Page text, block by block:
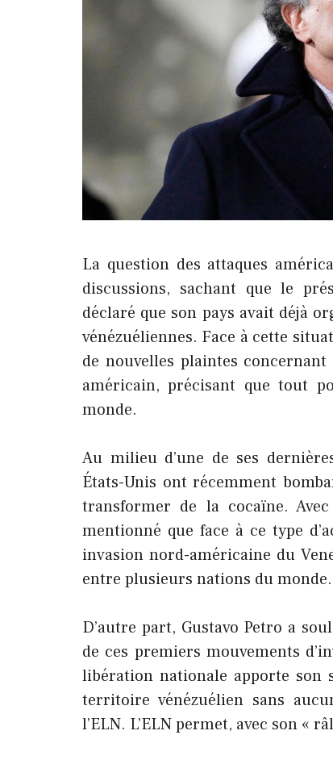
La question des attaques
discussions, sachant que le
déclaré que son pays avait déjà
vénézuéliennes. Face à cette
de nouvelles plaintes
américain, précisant que tout
monde.
Au milieu d’une de ses
États-Unis ont récemment
transformer de la cocaïne.
mentionné que face à ce type
invasion nord-américaine du
entre plusieurs nations du monde.
D’autre part, Gustavo Petro a
de ces premiers mouvements
libération nationale apporte son
territoire vénézuélien sans
l’ELN. L’ELN permet, avec son «